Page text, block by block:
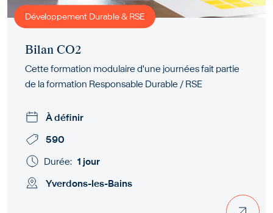
Développement Durable & RSE
Bilan CO2
Cette formation modulaire d'une journées fait partie
de la formation Responsable Durable / RSE
À définir
590
Durée: 1 jour
Yverdons-les-Bains